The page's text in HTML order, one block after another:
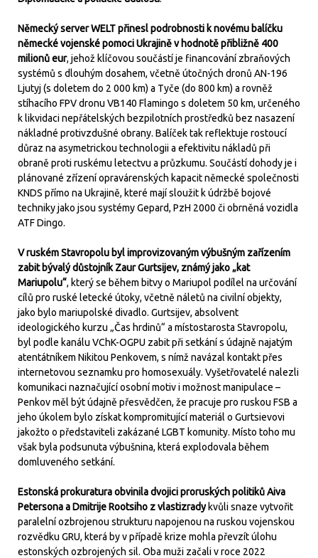
Německý server WELT přinesl podrobnosti k novému balíčku
německé vojenské pomoci Ukrajině v hodnotě přibližně 400
milionů eur, jehož klíčovou součástí je financování zbraňových
systémů s dlouhým dosahem, včetně útočných dronů AN-196
Ljutyj (s doletem do 2 000 km) a Tyče (do 800 km) a rovněž
stíhacího FPV dronu VB140 Flamingo s doletem 50 km, určeného
k likvidaci nepřátelských bezpilotních prostředků bez nasazení
nákladné protivzdušné obrany. Balíček tak reflektuje rostoucí
důraz na asymetrickou technologii a efektivitu nákladů při
obraně proti ruskému letectvu a průzkumu. Součástí dohody je i
plánované zřízení opravárenských kapacit německé společnosti
KNDS přímo na Ukrajině, které mají sloužit k údržbě bojové
techniky jako jsou systémy Gepard, PzH 2000 či obrněná vozidla
ATF Dingo.
V ruském Stavropolu byl improvizovaným výbušným zařízením
zabit bývalý důstojník Zaur Gurtsijev, známý jako „kat
Mariupolu“, který se během bitvy o Mariupol podílel na určování
cílů pro ruské letecké útoky, včetně náletů na civilní objekty,
jako bylo mariupolské divadlo. Gurtsijev, absolvent
ideologického kurzu „Čas hrdinů“ a místostarosta Stavropolu,
byl podle kanálu VChK-OGPU zabit při setkání s údajně najatým
atentátníkem Nikitou Penkovem, s nímž navázal kontakt přes
internetovou seznamku pro homosexuály. Vyšetřovatelé nalezli
komunikaci naznačující osobní motiv i možnost manipulace –
Penkov měl být údajně přesvědčen, že pracuje pro ruskou FSB a
jeho úkolem bylo získat kompromitující materiál o Gurtsievovi
jakožto o představiteli zakázané LGBT komunity. Místo toho mu
však byla podsunuta výbušnina, která explodovala během
domluveného setkání.
Estonská prokuratura obvinila dvojici proruských politiků Aiva
Petersona a Dmitrije Rootsiho z vlastizradykvůli snaze vytvořit
paralelní ozbrojenou strukturu napojenou na ruskou vojenskou
rozvědku GRU, která by v případě krize mohla převzít úlohu
estonských ozbrojených sil. Oba muži začali v roce 2022